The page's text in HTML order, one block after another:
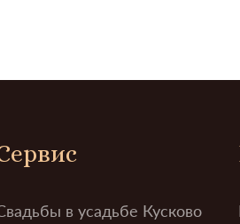
в усадьбе Кусково